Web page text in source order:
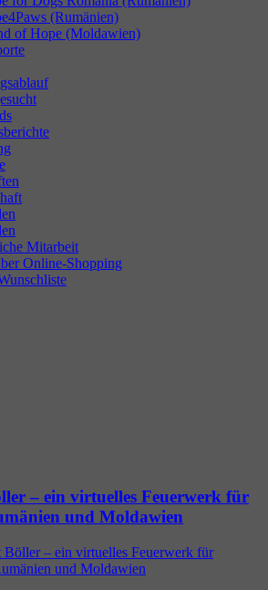
(Rumänien)
of Hope (Moldawien)
Mitarbeit
Online-Shopping
– ein virtuelles Feuerwerk für
und Moldawien